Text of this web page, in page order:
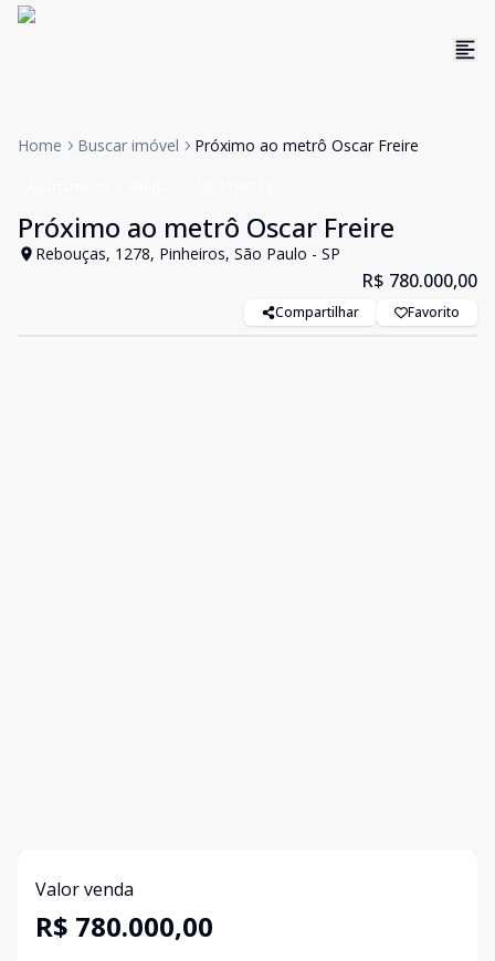
Home Buscar imóvel Próximo ao metrô Oscar Freire
Próximo ao metrô Oscar Freire
Rebouças, 1278, Pinheiros, São Paulo - SP
R$ 780.000,00
Compartilhar Favorito
Valor venda
R$ 780.000,00